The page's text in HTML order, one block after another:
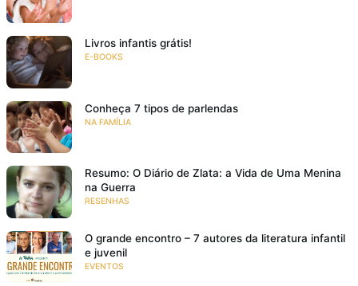
Livros infantis grátis!
E-BOOKS
Conheça 7 tipos de parlendas
NA FAMÍLIA
Resumo: O Diário de Zlata: a Vida de Uma Menina
na Guerra
RESENHAS
O grande encontro – 7 autores da literatura infantil
e juvenil
EVENTOS